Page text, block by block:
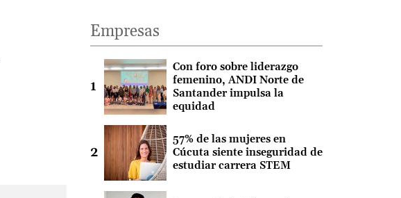
Empresas
Con foro sobre liderazgo
femenino, ANDI Norte de
Santander impulsa la
equidad
57% de las mujeres en
Cúcuta siente inseguridad de
estudiar carrera STEM